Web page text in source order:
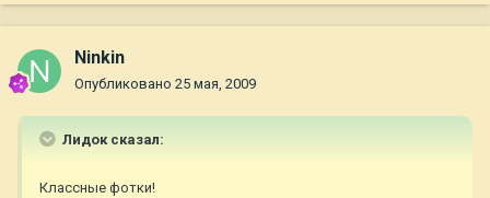
Ninkin
Опубликовано 25 мая, 2009
Лидок сказал:
Классные фотки!